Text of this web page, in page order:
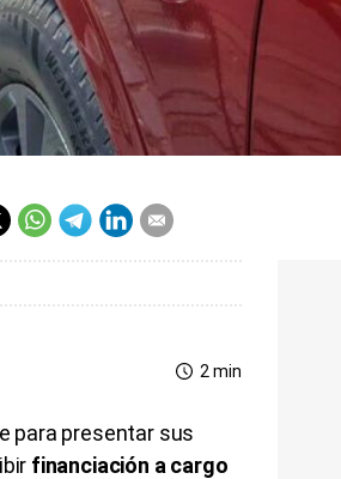
2 min
para presentar sus
financiación a cargo